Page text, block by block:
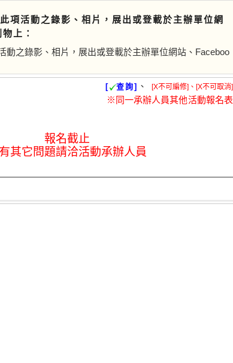
項活動之錄影、相片，展出或登載於主辦單位網
上：
動之錄影、相片，展出或登載於主辦單位網站、Faceboo
[ 查詢] 、 [X不可編修]、[X不可取消]
※同一承辦人員其他活動報名表
報名截止
其它問題請洽活動承辦人員